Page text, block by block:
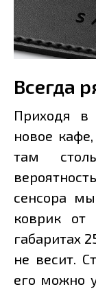
Всегда
Приходя в
новое
там
сенсора
коврик от
габаритах
не весит.
его можно